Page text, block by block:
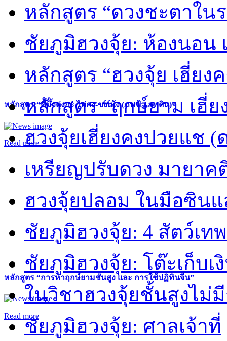
หลักสูตร “คี้มึ้งตุ่งกะ ไท่กง-ขงเม้ง (ภพฟ้า ภพดิน)”
Read more
หลักสูตร “การหาฤกษ์ยามชั้นสูง และ การใช้ปฏิทินจีน”
Read more
หลักสูตร “ดวงชะตาใน
ชัยภูมิฮวงจุ้ย: ห้องนอน
หลักสูตร “ฮวงจุ้ย เฮี่ยง
หลักสูตร “ฤกษ์ยาม เฮี่ย
ฮวงจุ้ยเฮี่ยงคงปวยแช (
เหรียญปรับดวง มายา
ฮวงจุ้ยปลอม ในมือซิน
ชัยภูมิฮวงจุ้ย: 4 สัตว์เทพ
ชัยภูมิฮวงจุ้ย: โต๊ะเก็บเ
ในวิชาฮวงจุ้ยชั้นสูงไม่
ชัยภูมิฮวงจุ้ย: ศาลเจ้าที่